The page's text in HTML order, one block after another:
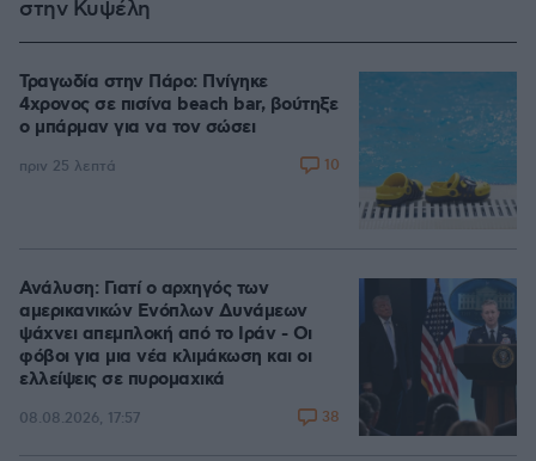
στην Κυψέλη
Τραγωδία στην Πάρο: Πνίγηκε
4χρονος σε πισίνα beach bar, βούτηξε
ο μπάρμαν για να τον σώσει
πριν 25 λεπτά 10
Ανάλυση: Γιατί ο αρχηγός των
αμερικανικών Ενόπλων Δυνάμεων
ψάχνει απεμπλοκή από το Ιράν - Οι
φόβοι για μια νέα κλιμάκωση και οι
ελλείψεις σε πυρομαχικά
08.08.2026, 17:57 38